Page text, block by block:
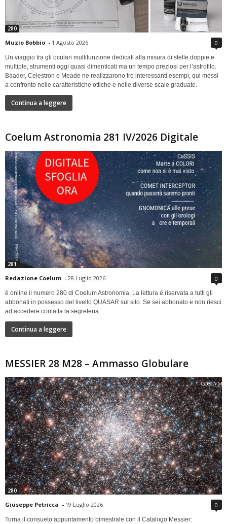
280
Muzio Bobbio - 1 Agosto 2026 0
Un viaggio tra gli oculari multifunzione dedicati alla misura di stelle doppie e
multiple, strumenti oggi quasi dimenticati ma un tempo preziosi per l’astrofilo.
Baader, Celestron e Meade ne realizzarono tre interessanti esempi, qui messi
a confronto nelle caratteristiche ottiche e nelle diverse scale graduate.
Continua a leggere
Coelum Astronomia 281 IV/2026 Digitale
281
Redazione Coelum - 28 Luglio 2026 0
è online il numero 280 di Coelum Astronomia. La lettura è riservata a tutti gli
abbonati in possesso del livello QUASAR sul sito. Se sei abbonato e non riesci
ad accedere contatta la segreteria.
Continua a leggere
MESSIER 28 M28 – Ammasso Globulare
280
Giuseppe Petricca - 19 Luglio 2026 0
Torna il consueto appuntamento bimestrale con il Catalogo Messier: